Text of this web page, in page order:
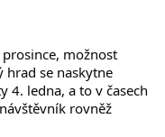
možnost
hrad se naskytne
4. ledna, a to v časech
rovněž